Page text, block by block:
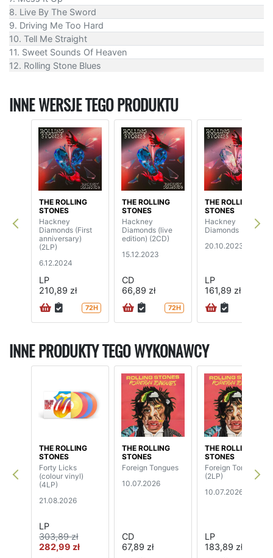
8. Live By The Sword
9. Driving Me Too Hard
10. Tell Me Straight
11. Sweet Sounds Of Heaven
12. Rolling Stone Blues
INNE WERSJE TEGO PRODUKTU
THE ROLLING
STONES
Hackney
Diamonds (First
anniversary)
(2LP)
6.12.2024
LP
210,89 zł
72H
THE ROLLING
STONES
Hackney
Diamonds (live
edition) (2CD)
15.12.2023
CD
66,89 zł
72H
THE ROLLING
STONES
Hackney
Diamonds
20.10.2023
LP
161,89 zł
INNE PRODUKTY TEGO WYKONAWCY
THE ROLLING
STONES
Forty Licks
(colour vinyl)
(4LP)
21.08.2026
LP
303,89 zł
282,99 zł
THE ROLLING
STONES
Foreign Tongues
10.07.2026
CD
67,89 zł
THE ROLLING
STONES
Foreign Tongues
(2LP)
10.07.2026
LP
183,89 zł